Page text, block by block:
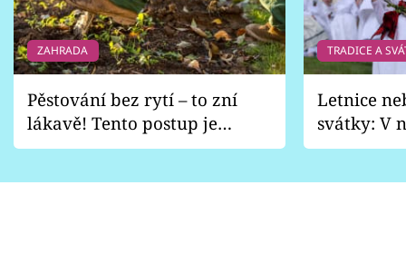
ZAHRADA
Pěstování bez rytí – to zní
lákavě! Tento postup je
vhodný jen pro některé
TRADICE A
Letnice
svátky: V
pondělí